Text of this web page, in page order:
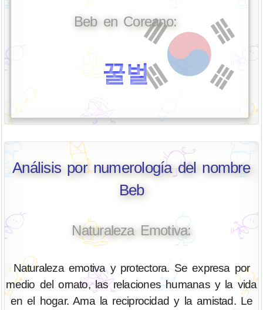
Beb en Coreano:
꿀벌
Análisis por numerología del nombre
Beb
Naturaleza Emotiva:
Naturaleza emotiva y protectora. Se expresa por
medio del ornato, las relaciones humanas y la vida
en el hogar. Ama la reciprocidad y la amistad. Le